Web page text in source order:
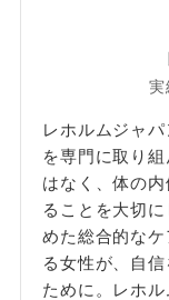
実
レホルムジャ
を専門に取り
はなく、体の
ることを大切
めた総合的な
る女性が、自
ために。レホ